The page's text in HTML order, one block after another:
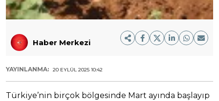
Haber Merkezi
YAYINLANMA: 20 EYLÜL 2025 10:42
Türkiye’nin birçok bölgesinde Mart ayında başlayıp